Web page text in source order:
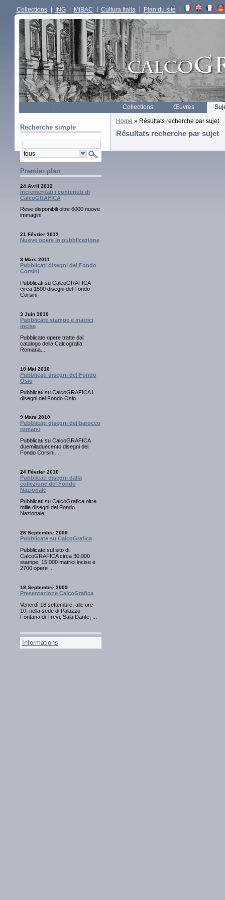
Collections ING MiBAC Cultura Italia Plan du site
Collections Œuvres
Recherche simple
Premier plan
24 Avril 2012
Incrementati i contenuti di
CalcoGRAFICA
Rese disponibili oltre 6000 nuove
immagini
21 Février 2012
Nuove opere in pubblicazione
3 Mars 2011
Pubblicati disegni del Fondo
Corsini
Pubblicati su CalcoGRAFICA
circa 1500 disegni del Fondo
Corsini
3 Juin 2010
Pubblicate stampe e matrici
incise
Pubblicate opere tratte dal
catalogo della Calcografia
Romana...
10 Mai 2010
Pubblicati disegni del Fondo
Osio
Pubblicati su CalcoGRAFICA i
disegni del Fondo Osio
9 Mars 2010
Pubblicati disegni del barocco
romano
Pubblicati su CalcoGRAFICA
duemiladuecento disegni del
Fondo Corsini…
24 Février 2010
Pubblicati disegni dalla
collezione del Fondo
Nazionale
Pubblicati su CalcoGrafica oltre
mille disegni del Fondo
Nazionale...
28 Septembre 2009
Pubblicate su CalcoGrafica
Pubblicate sul sito di
CalcoGRAFICA circa 30.000
stampe, 15.000 matrici incise e
2700 opere ...
18 Septembre 2009
Presentazione CalcoGrafica
Venerdì 18 settembre, alle ore
10, nella sede di Palazzo
Fontana di Trevi, Sala Dante, ...
Informations
Home » Résultats recherche par sujet
Résultats recherche par sujet